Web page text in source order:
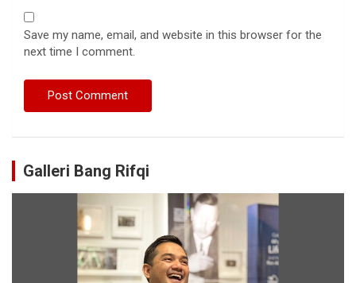
Save my name, email, and website in this browser for the
next time I comment.
Galleri Bang Rifqi